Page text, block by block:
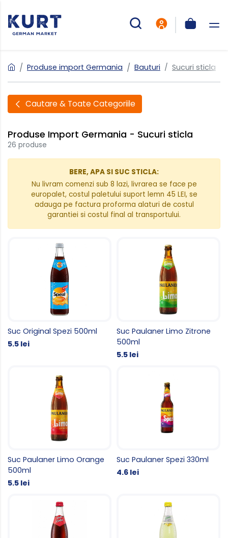
Produse import Germania Bauturi Sucuri sticla
Cautare & Toate Categoriile
Produse Import Germania - Sucuri sticla
26 produse
BERE, APA SI SUC STICLA:
Nu livram comenzi sub 8 lazi, livrarea se face pe
europalet, costul paletului suport lemn 45 LEI, se
adauga pe factura proforma alaturi de costul
garantiei si costul final al transportului.
Suc Original Spezi 500ml
5.5 lei
Suc Paulaner Limo Zitrone
500ml
5.5 lei
Suc Paulaner Limo Orange
500ml
5.5 lei
Suc Paulaner Spezi 330ml
4.6 lei